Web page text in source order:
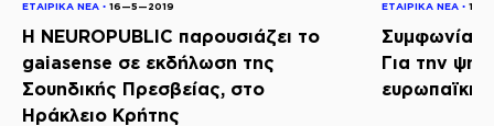
ΕΤΑΙΡΙΚΑ ΝΕΑ ◦ 16—5—2019
Η NEUROPUBLIC παρουσιάζει το
gaiasense σε εκδήλωση της
Σουηδικής Πρεσβείας, στο
Ηράκλειο Κρήτης
ΕΤΑΙΡΙΚΑ ΝΕΑ ◦
Συμφωνία
Για την